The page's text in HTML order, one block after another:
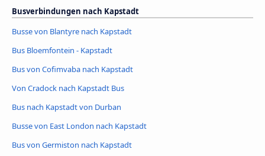
Busverbindungen nach Kapstadt
Busse von Blantyre nach Kapstadt
Bus Bloemfontein - Kapstadt
Bus von Cofimvaba nach Kapstadt
Von Cradock nach Kapstadt Bus
Bus nach Kapstadt von Durban
Busse von East London nach Kapstadt
Bus von Germiston nach Kapstadt